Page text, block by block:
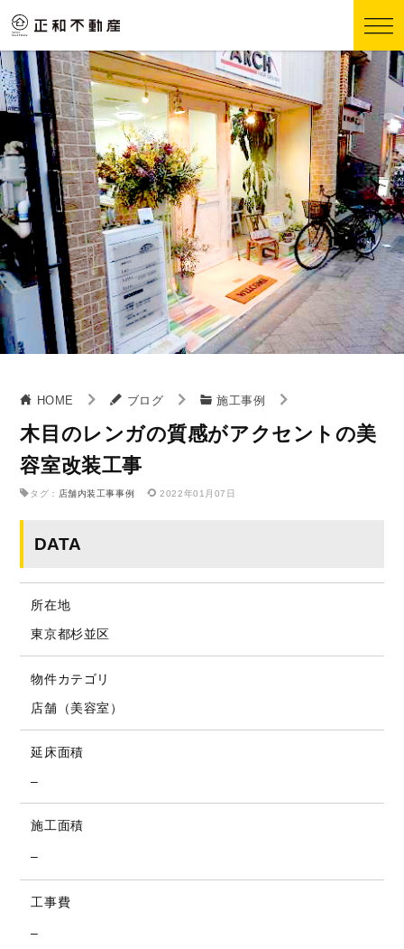
HOME ブログ 施工事例
木目のレンガの質感がアクセントの美
容室改装工事
タグ： 店舗内装工事事例 2022年01月07日
DATA
所在地
東京都杉並区
物件カテゴリ
店舗（美容室）
延床面積
–
施工面積
–
工事費
–